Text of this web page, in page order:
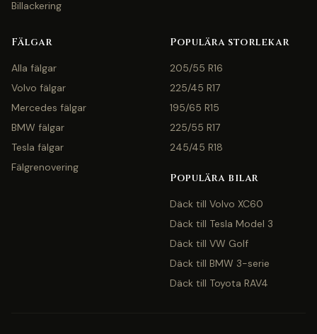
Billackering
Fälgar
Alla fälgar
Volvo fälgar
Mercedes fälgar
BMW fälgar
Tesla fälgar
Fälgrenovering
Populära storlekar
205/55 R16
225/45 R17
195/65 R15
225/55 R17
245/45 R18
Populära bilar
Däck till Volvo XC60
Däck till Tesla Model 3
Däck till VW Golf
Däck till BMW 3-serie
Däck till Toyota RAV4